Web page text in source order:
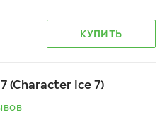
КУПИТЬ
(Character Ice 7)